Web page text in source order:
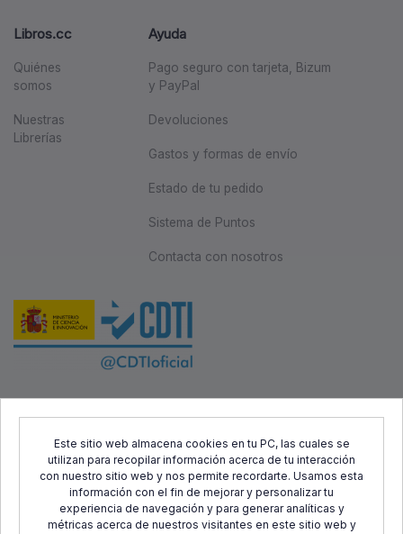
Este sitio web almacena cookies en tu PC, las cuales se
utilizan para recopilar información acerca de tu interacción
con nuestro sitio web y nos permite recordarte. Usamos esta
información con el fin de mejorar y personalizar tu
experiencia de navegación y para generar analíticas y
métricas acerca de nuestros visitantes en este sitio web y
Libros.cc
Quiénes
somos
Nuestras
Librerías
Ayuda
Pago seguro con tarjeta, Bizum
y PayPal
Devoluciones
Gastos y formas de envío
Estado de tu pedido
Sistema de Puntos
Contacta con nosotros
Desarrollo Regional (FEDER) y el Centro para el Desarrollo
Tecnológico Industrial (CDTI), con el objetivo de promover el
desarrollo tecnológico, la innovación y una investigación de